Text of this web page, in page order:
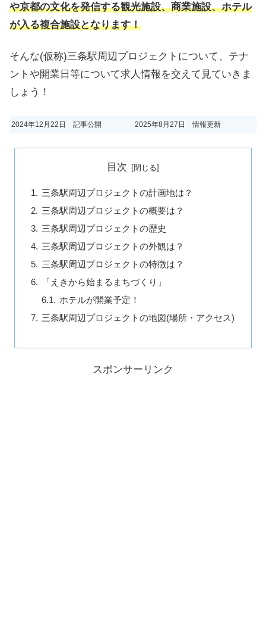
や京都の文化を発信する観光施設、商業施設、ホテル
が入る複合施設となります！
そんな(仮称)三条駅周辺プロジェクトについて、テナ
ントや開業日等について求人情報を交えて見ていきま
しょう！
2024年12月22日 記事公開 2025年8月27日 情報更新
目次
三条駅周辺プロジェクトの計画地は？
三条駅周辺プロジェクトの概要は？
三条駅周辺プロジェクトの歴史
三条駅周辺プロジェクトの外観は？
三条駅周辺プロジェクトの特徴は？
「えきから始まるまちづくり」
ホテルが開業予定！
三条駅周辺プロジェクトの地図(場所・アクセス)
スポンサーリンク